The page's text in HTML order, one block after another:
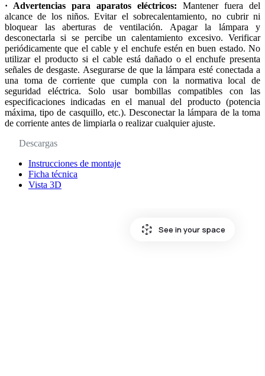
· Advertencias para aparatos eléctricos: Mantener fuera del
alcance de los niños. Evitar el sobrecalentamiento, no cubrir ni
bloquear las aberturas de ventilación. Apagar la lámpara y
desconectarla si se percibe un calentamiento excesivo. Verificar
periódicamente que el cable y el enchufe estén en buen estado. No
utilizar el producto si el cable está dañado o el enchufe presenta
señales de desgaste. Asegurarse de que la lámpara esté conectada a
una toma de corriente que cumpla con la normativa local de
seguridad eléctrica. Solo usar bombillas compatibles con las
especificaciones indicadas en el manual del producto (potencia
máxima, tipo de casquillo, etc.). Desconectar la lámpara de la toma
de corriente antes de limpiarla o realizar cualquier ajuste.
Descargas
Instrucciones de montaje
Ficha técnica
Vista 3D